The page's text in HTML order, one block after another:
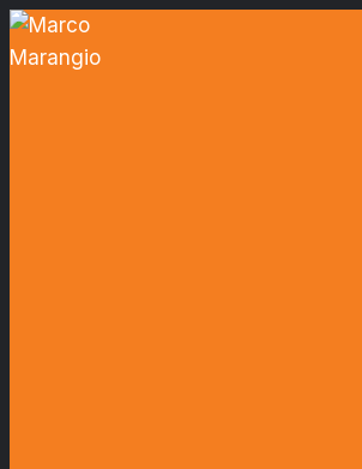
Salta
al